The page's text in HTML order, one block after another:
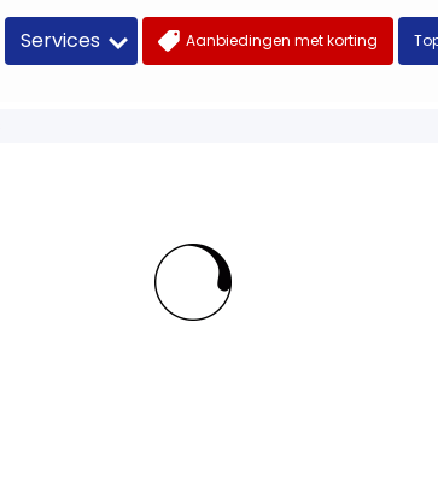
Services Aanbiedingen met korting